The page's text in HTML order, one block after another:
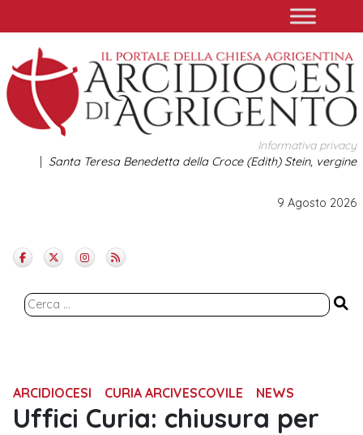
to
content
Informativa privacy
Santa Teresa Benedetta della Croce (Edith) Stein, vergine
9 Agosto 2026
Ricerca
ARCIDIOCESI CURIA ARCIVESCOVILE NEWS
Uffici Curia: chiusura per